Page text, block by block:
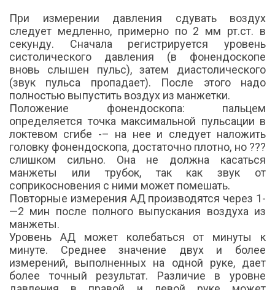
При измерении давления сдувать воздух
следует медленно, примерно по 2 мм рт.ст. в
секунду. Сначала регистрируется уровень
систолического давления (в фонендоскопе
вновь слышен пульс), затем диастолического
(звук пульса пропадает). После этого надо
полностью выпустить воздух из манжетки.
Положение фонендоскопа: пальцем
определяется точка максимальной пульсации в
локтевом сгибе -– на нее и следует наложить
головку фонендоскопа, достаточно плотно, но ???
слишком сильно. Она не должна касаться
манжеты или трубок, так как звук от
соприкосновения с ними может помешать.
Повторные измерения АД производятся через 1-
—2 мин после полного выпускания воздуха из
манжеты.
Уровень АД может колебаться от минуты к
минуте. Среднее значение двух и более
измерений, выполненных на одной руке, дает
более точный результат. Различие в уровне